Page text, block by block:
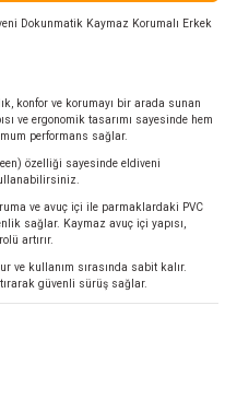
Dokunmatik Kaymaz Korumalı Erkek
konfor ve korumayı bir arada sunan
ve ergonomik tasarımı sayesinde hem
performans sağlar.
özelliği sayesinde eldiveni
ve avuç içi ile parmaklardaki PVC
sağlar. Kaymaz avuç içi yapısı,
artırır.
ve kullanım sırasında sabit kalır.
güvenli sürüş sağlar.